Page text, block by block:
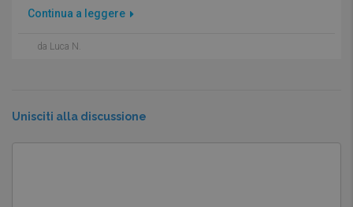
Continua a leggere
da Luca N.
Unisciti alla discussione